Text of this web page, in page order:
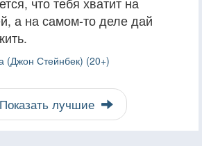
а на самом-то деле дай
(Джон Стейнбек) (20+)
Показать лучшие